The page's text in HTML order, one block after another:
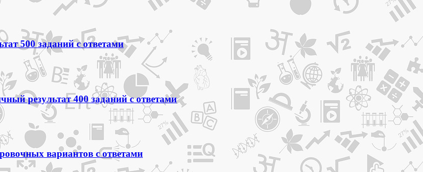
500 заданий с ответами
результат 400 заданий с ответами
вариантов с ответами